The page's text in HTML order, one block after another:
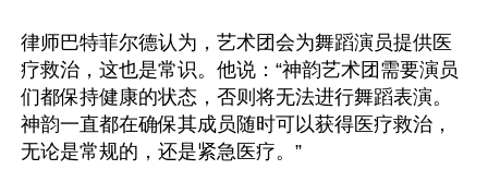
律师巴特菲尔德认为，艺术团会为舞蹈演员提供医
疗救治，这也是常识。他说：“神韵艺术团需要演员
们都保持健康的状态，否则将无法进行舞蹈表演。
神韵一直都在确保其成员随时可以获得医疗救治，
无论是常规的，还是紧急医疗。”